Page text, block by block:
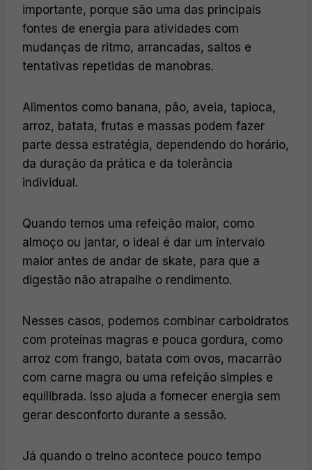
importante, porque são uma das principais
fontes de energia para atividades com
mudanças de ritmo, arrancadas, saltos e
tentativas repetidas de manobras.
Alimentos como banana, pão, aveia, tapioca,
arroz, batata, frutas e massas podem fazer
parte dessa estratégia, dependendo do horário,
da duração da prática e da tolerância
individual.
Quando temos uma refeição maior, como
almoço ou jantar, o ideal é dar um intervalo
maior antes de andar de skate, para que a
digestão não atrapalhe o rendimento.
Nesses casos, podemos combinar carboidratos
com proteínas magras e pouca gordura, como
arroz com frango, batata com ovos, macarrão
com carne magra ou uma refeição simples e
equilibrada. Isso ajuda a fornecer energia sem
gerar desconforto durante a sessão.
Já quando o treino acontece pouco tempo